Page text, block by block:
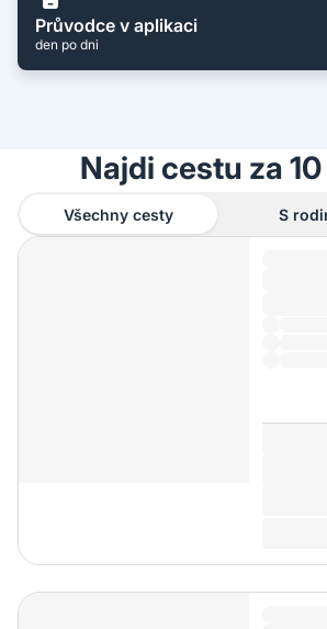
Průvodce v aplikaci
den po dni
Najdi cestu za
Všechny cesty S